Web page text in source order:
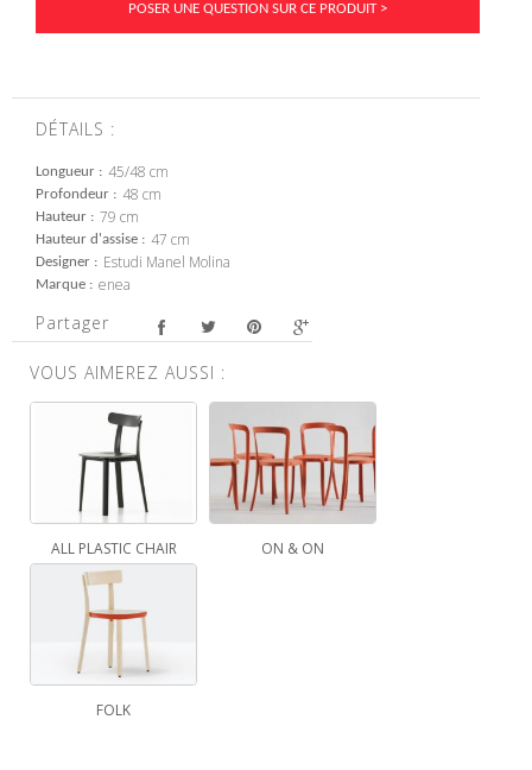
POSER UNE QUESTION SUR CE PRODUIT >
DÉTAILS :
Longueur 45/48 cm
Profondeur 48 cm
Hauteur 79 cm
Hauteur d'assise 47 cm
Designer Estudi Manel Molina
Marque enea
Partager
VOUS AIMEREZ AUSSI :
ALL PLASTIC CHAIR ON & ON
FOLK